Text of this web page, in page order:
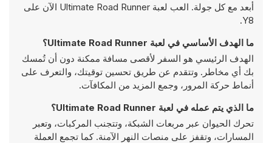
أبعد مع كل جولة. العب لعبة Ultimate Road Runner الآن على
Y8.
ما الهدف الأساسي في لعبة Ultimate Road Runner؟
الهدف الرئيسي هو السفر لأقصى مسافة ممكنة دون أن تُمسك
بك أي مخاطر. وتتقدم عن طريق تحسين توقيتك، والتعرف على
أنماط حركة المرور، وجمع المزيد من المكافآت.
ما الذي يتم عمله في لعبة Ultimate Road Runner؟
تحرك الحيوان عبر مربعات الشبكة، وتتجنب المركبات، وتعبر
المسارات، وتقفز على منصات النهر الآمنة. كما تجمع العملة